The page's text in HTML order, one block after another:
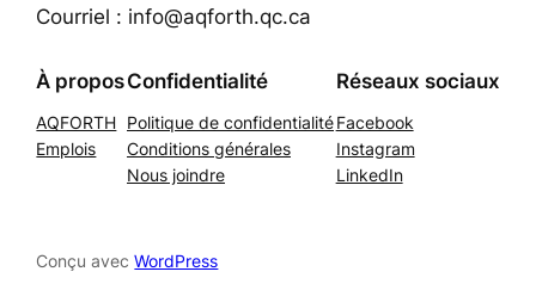
Courriel : info@aqforth.qc.ca
À propos
AQFORTH
Emplois
Confidentialité
Politique de confidentialité
Conditions générales
Nous joindre
Réseaux sociaux
Facebook
Instagram
LinkedIn
Conçu avecWordPress